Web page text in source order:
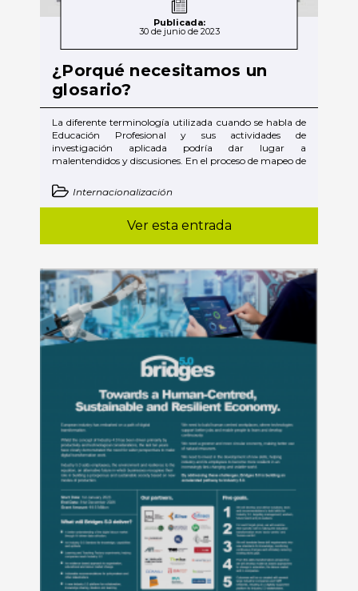
Publicada:
30 de junio de 2023
¿Porqué necesitamos un
glosario?
La diferente terminología utilizada cuando se habla de
Educación Profesional y sus actividades de
investigación aplicada podría dar lugar a
malentendidos y discusiones. En el proceso de mapeo de
Internacionalización
Ver esta entrada